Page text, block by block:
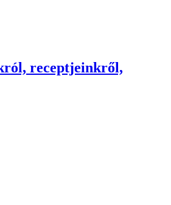
receptjeinkről,